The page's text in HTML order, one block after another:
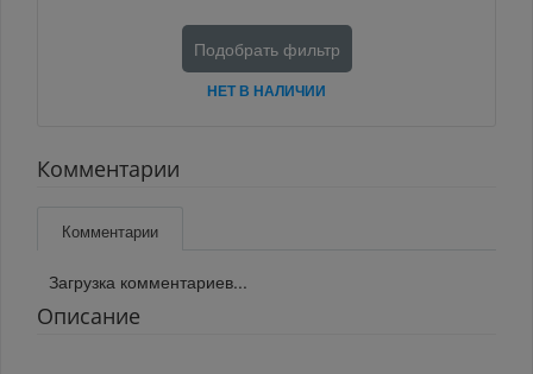
Подобрать фильтр
НЕТ В НАЛИЧИИ
Комментарии
Комментарии
Загрузка комментариев...
Описание